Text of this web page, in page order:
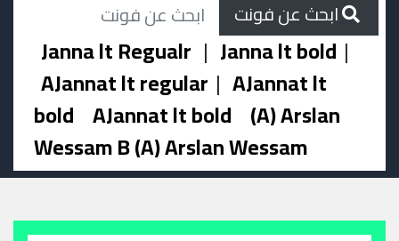
Janna lt Regualr | Janna lt bold |
AJannat lt regular | AJannat lt
bold AJannat lt bold (A) Arslan
Wessam B (A) Arslan Wessam